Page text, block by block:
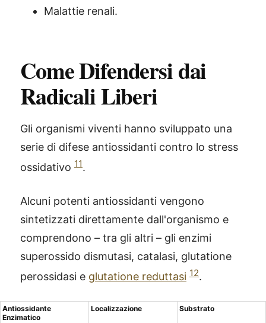
Malattie renali.
Come Difendersi dai
Radicali Liberi
Gli organismi viventi hanno sviluppato una
serie di difese antiossidanti contro lo stress
ossidativo 11.
Alcuni potenti antiossidanti vengono
sintetizzati direttamente dall'organismo e
comprendono – tra gli altri – gli enzimi
superossido dismutasi, catalasi, glutatione
perossidasi e glutatione reduttasi 12.
Antiossidante
Enzimatico
Localizzazione Substrato